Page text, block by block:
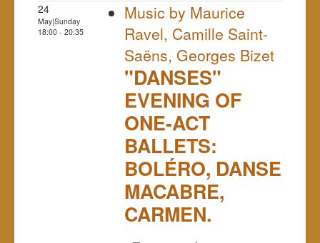
24
May|Sunday
18:00 - 20:35
Music by Maurice
Ravel, Camille Saint-
Saëns, Georges Bizet
"DANSES"
EVENING OF
ONE-ACT
BALLETS:
BOLÉRO, DANSE
MACABRE,
CARMEN.